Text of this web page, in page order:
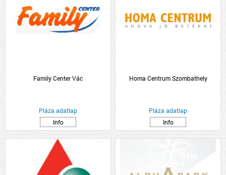
Family Center Vác
Pláza adatlap
Info
Homa Centrum Szombathely
Pláza adatlap
Info